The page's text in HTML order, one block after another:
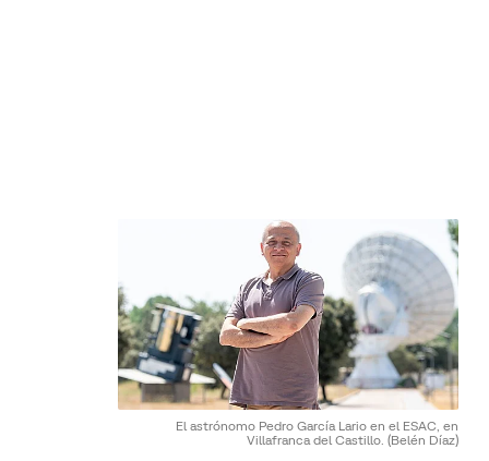
El astrónomo Pedro García Lario en el ESAC, en
Villafranca del Castillo. (Belén Díaz)